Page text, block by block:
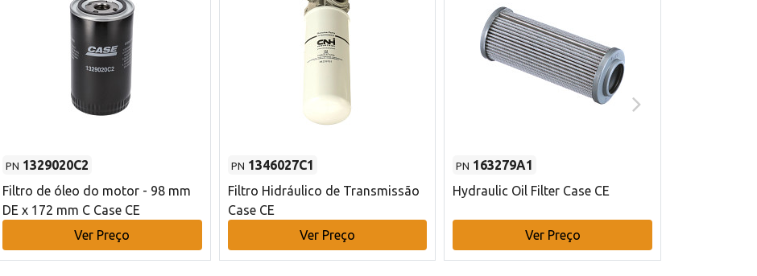
PN 1329020C2
Filtro de óleo do motor - 98 mm
DE x 172 mm C Case CE
Ver Preço
PN 1346027C1
Filtro Hidráulico de Transmissão
Case CE
Ver Preço
PN 163279A1
Hydraulic Oil Filter Case CE
Ver Preço